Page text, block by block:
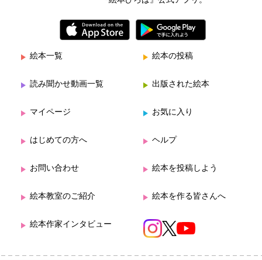
絵本一覧 絵本の投稿
読み聞かせ動画一覧 出版された絵本
マイページ お気に入り
はじめての方へ ヘルプ
お問い合わせ 絵本を投稿しよう
絵本教室のご紹介 絵本を作る皆さんへ
絵本作家インタビュー